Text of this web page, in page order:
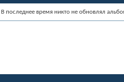
В последнее время никто не обновлял